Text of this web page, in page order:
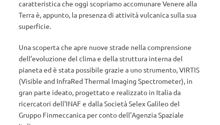
caratteristica che oggi scopriamo accomunare Venere alla
Terra è, appunto, la presenza di attività vulcanica sulla sua
superficie.
Una scoperta che apre nuove strade nella comprensione
dell’evoluzione del clima e della struttura interna del
pianeta ed è stata possibile grazie a uno strumento, VIRTIS
(Visible and InfraRed Thermal Imaging Spectrometer), in
gran parte ideato, progettato e realizzato in Italia da
ricercatori dell’INAF e dalla Società Selex Galileo del
Gruppo Finmeccanica per conto dell’Agenzia Spaziale